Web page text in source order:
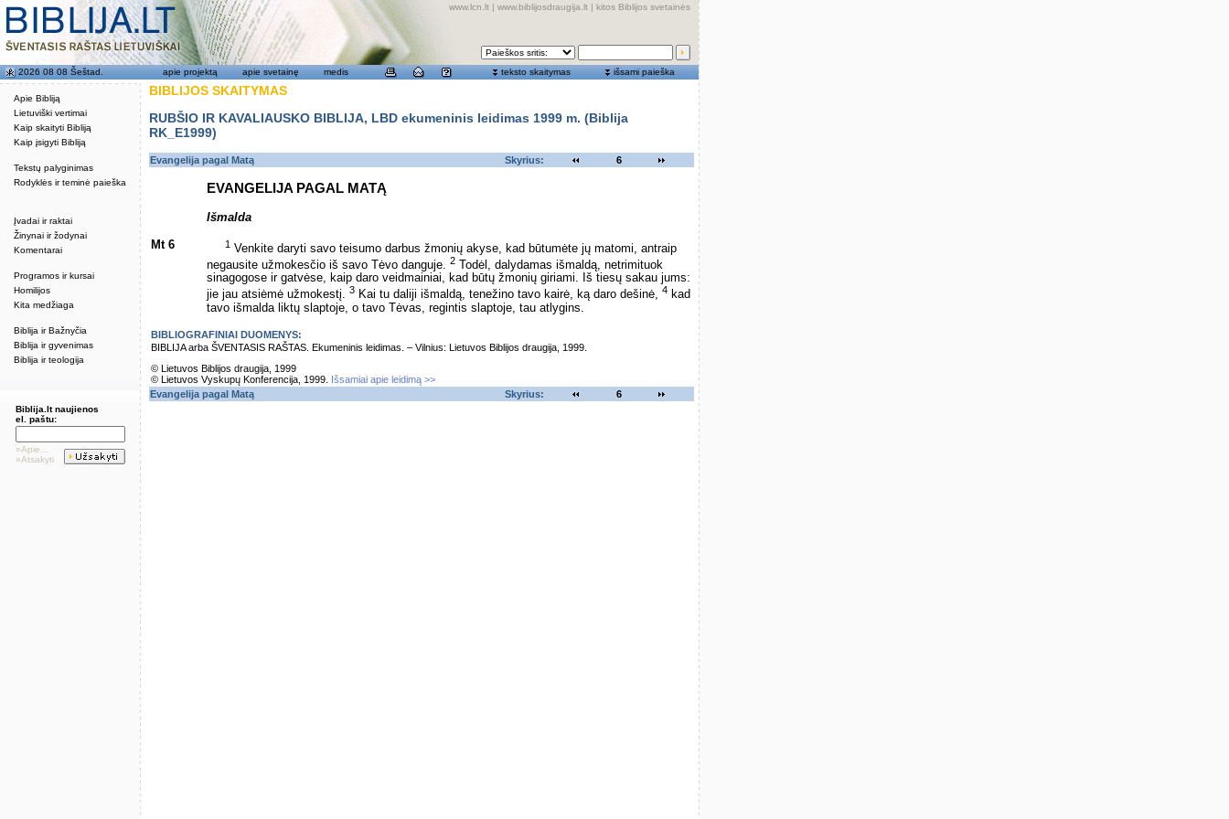
Apie Bibliją
Lietuviški vertimai
Kaip skaityti Bibliją
Kaip įsigyti Bibliją
Tekstų palyginimas
Rodyklės ir teminė paieška
Įvadai ir raktai
Žinynai ir žodynai
Komentarai
Programos ir kursai
Homilijos
Kita medžiaga
Biblija ir Bažnyčia
Biblija ir gyvenimas
Biblija ir teologija
www.lcn.lt | www.biblijosdraugija.lt | kitos Biblijos svetainės
2026 08 08 Šeštad. apie projektą apie svetainę medis teksto skaitymas išsami paieška
Biblija.lt naujienos
el. paštu:
»Apie...
»Atsakyti
BIBLIJOS SKAITYMAS
RUBŠIO IR KAVALIAUSKO BIBLIJA, LBD ekumeninis leidimas 1999 m. (Biblija
RK_E1999)
Evangelija pagal Matą Skyrius: 6
EVANGELIJA PAGAL MATĄ
Išmalda
Mt 6 1 Venkite daryti savo teisumo darbus žmonių akyse, kad būtumėte jų matomi, antraip
negausite užmokesčio iš savo Tėvo danguje. 2 Todėl, dalydamas išmaldą, netrimituok
sinagogose ir gatvėse, kaip daro veidmainiai, kad būtų žmonių giriami. Iš tiesų sakau jums:
jie jau atsiėmė užmokestį. 3 Kai tu daliji išmaldą, tenežino tavo kairė, ką daro dešinė, 4 kad
tavo išmalda liktų slaptoje, o tavo Tėvas, regintis slaptoje, tau atlygins.
BIBLIOGRAFINIAI DUOMENYS:
BIBLIJA arba ŠVENTASIS RAŠTAS. Ekumeninis leidimas. – Vilnius: Lietuvos Biblijos draugija, 1999.
© Lietuvos Biblijos draugija, 1999
© Lietuvos Vyskupų Konferencija, 1999.
Išsamiai apie leidimą >>
Evangelija pagal Matą
Skyrius: 6